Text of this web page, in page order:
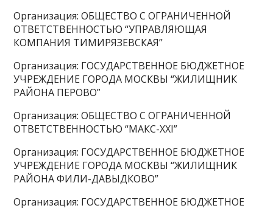
Организация: ОБЩЕСТВО С ОГРАНИЧЕННОЙ
ОТВЕТСТВЕННОСТЬЮ “УПРАВЛЯЮЩАЯ
КОМПАНИЯ ТИМИРЯЗЕВСКАЯ”
Организация: ГОСУДАРСТВЕННОЕ БЮДЖЕТНОЕ
УЧРЕЖДЕНИЕ ГОРОДА МОСКВЫ “ЖИЛИЩНИК
РАЙОНА ПЕРОВО”
Организация: ОБЩЕСТВО С ОГРАНИЧЕННОЙ
ОТВЕТСТВЕННОСТЬЮ “МАКС-XXI”
Организация: ГОСУДАРСТВЕННОЕ БЮДЖЕТНОЕ
УЧРЕЖДЕНИЕ ГОРОДА МОСКВЫ “ЖИЛИЩНИК
РАЙОНА ФИЛИ-ДАВЫДКОВО”
Организация: ГОСУДАРСТВЕННОЕ БЮДЖЕТНОЕ